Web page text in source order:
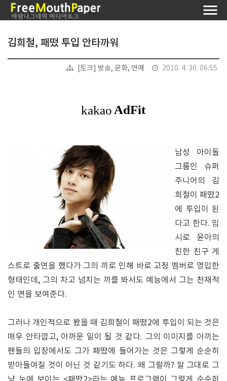
김희철, 패떴 투입 안타까워
[토크] 방송, 문화, 연예 2010. 4. 30. 06:55
남성 아이돌
그룹인 슈퍼
주니어의 김
희철이 패떴2
에 투입이 된
다고 한다. 임
시로 윤아의
친한 친구 게
스트로 출연을 했다가 그의 끼로 인해 바로 고정 멤버로 영입한
형태인데, 그의 차고 넘치는 끼를 봐서도 예능에서 그는 천재적
인 면을 보여준다.
그러나 개인적으로 봤을 때 김희철이 패떴2에 투입이 되는 것은
매우 안타깝고, 아까운 일이 될 것 같다. 그의 이미지를 아끼는
팬들의 입장에서도 그가 패떴에 들어가는 것은 그렇게 순순히
받아들여질 것이 아닌 것 같기도 하다. 왜 그럴까? 말 그대로 그